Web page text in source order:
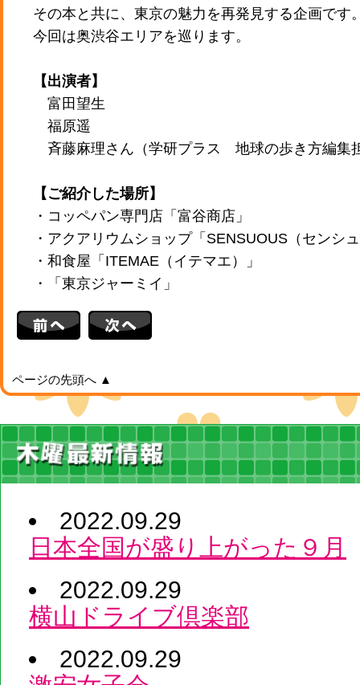
その本と共に、東京の魅力を再発見する企画です
今回は奥渋谷エリアを巡ります。
【出演者】
富田望生
福原遥
斉藤麻理さん（学研プラス 地球の歩き方編集
【ご紹介した場所】
・コッペパン専門店「富谷商店」
・アクアリウムショップ「SENSUOUS（センシ
・和食屋「ITEMAE（イテマエ）」
・「東京ジャーミイ」
ページの先頭へ ▲
2022.09.29
日本全国が盛り上がった９月
2022.09.29
横山ドライブ倶楽部
2022.09.29